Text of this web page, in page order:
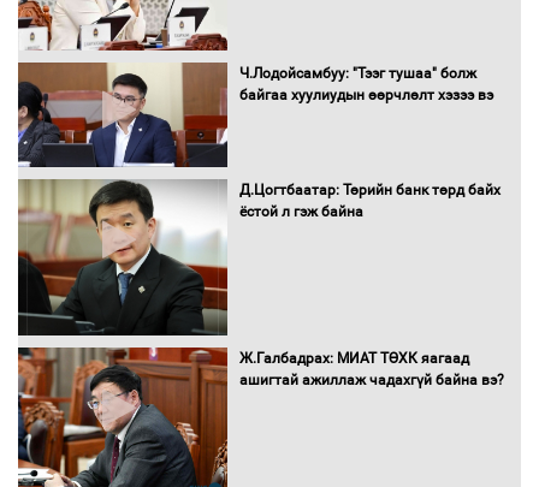
Нөөцийн махны худалдаа,
борлуулалтыг нээлттэй ил тод
Монгол Улс “COP17”-д “Тал хээрийн
16 төрлийн эмийг нэг эх үүсвэрээс
худалдан авах журмыг баталлаа
Ч.Лодойсамбуу: "Тээг тушаа" болж
байгаа хуулиудын өөрчлөлт хэзээ вэ
Д.Цогтбаатар: Төрийн банк төрд байх
ёстой л гэж байна
Ж.Галбадрах: МИАТ ТӨХК яагаад
ашигтай ажиллаж чадахгүй байна вэ?